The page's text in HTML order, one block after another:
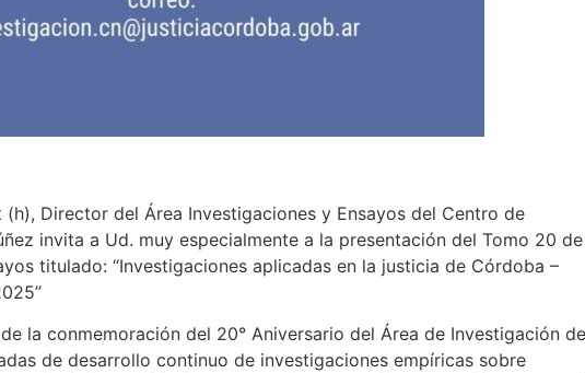
(h), Director del Área Investigaciones y Ensayos del Centro de
invita a Ud. muy especialmente a la presentación del Tomo 20
titulado: “Investigaciones aplicadas en la justicia de Córdoba –
la conmemoración del 20° Aniversario del Área de Investigación
de desarrollo continuo de investigaciones empíricas sobre